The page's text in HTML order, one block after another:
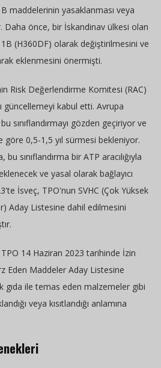
maddelerinin yasaklanması veya
Daha önce, bir İskandinav ülkesi olan
1B (H360DF) olarak değiştirilmesini ve
eklenmesini önermişti.
Risk Değerlendirme Komitesi (RAC)
güncellemeyi kabul etti. Avrupa
sınıflandırmayı gözden geçiriyor ve
0,5-1,5 yıl sürmesi bekleniyor.
sınıflandırma bir ATP aracılığıyla
ve yasal olarak bağlayıcı
İsveç, TPO'nun SVHC (Çok Yüksek
Aday Listesine dahil edilmesini
14 Haziran 2023 tarihinde İzin
Eden Maddeler Aday Listesine
gıda ile temas eden malzemeler gibi
veya kısıtlandığı anlamına